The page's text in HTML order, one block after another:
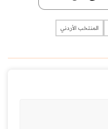
المنتخب الأردني